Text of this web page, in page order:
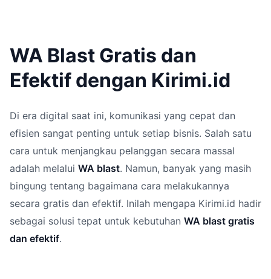
WA Blast Gratis dan
Efektif dengan Kirimi.id
Di era digital saat ini, komunikasi yang cepat dan
efisien sangat penting untuk setiap bisnis. Salah satu
cara untuk menjangkau pelanggan secara massal
adalah melalui WA blast. Namun, banyak yang masih
bingung tentang bagaimana cara melakukannya
secara gratis dan efektif. Inilah mengapa Kirimi.id hadir
sebagai solusi tepat untuk kebutuhan WA blast gratis
dan efektif.